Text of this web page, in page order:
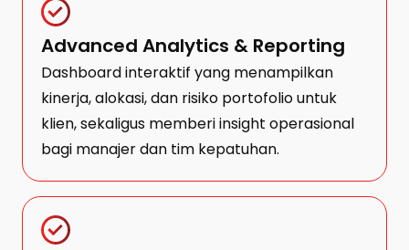
Advanced Analytics & Reporting
Dashboard interaktif yang menampilkan
kinerja, alokasi, dan risiko portofolio untuk
klien, sekaligus memberi insight operasional
bagi manajer dan tim kepatuhan.